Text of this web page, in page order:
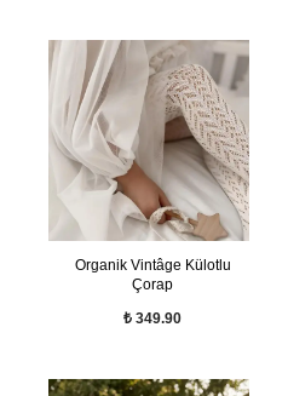
Organik Vintâge Külotlu
Çorap
₺ 349.90